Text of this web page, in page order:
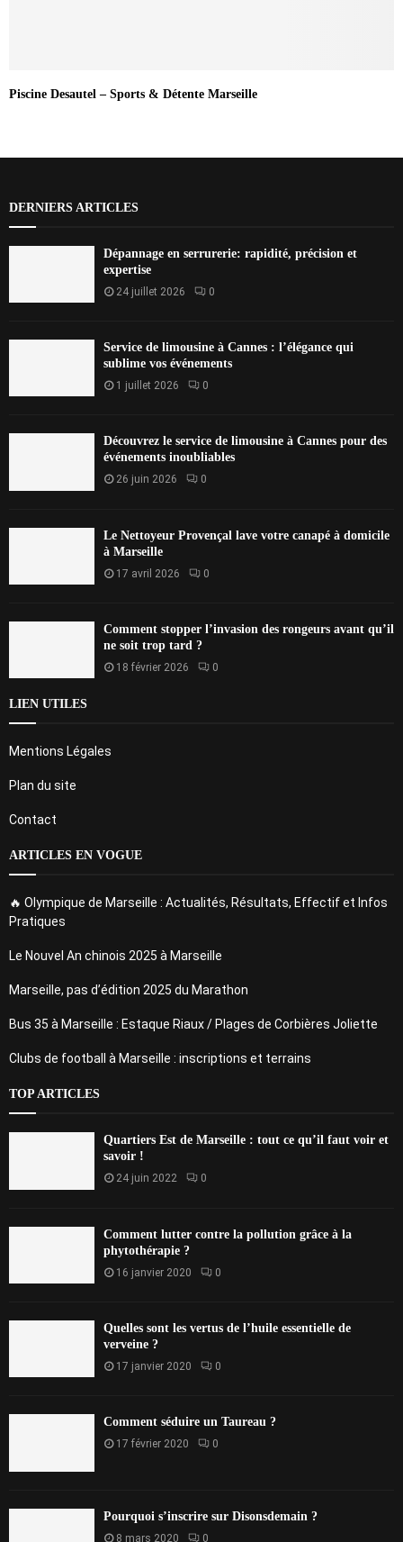
Piscine Desautel – Sports & Détente Marseille
DERNIERS ARTICLES
Dépannage en serrurerie: rapidité, précision et
expertise
24 juillet 2026 0
Service de limousine à Cannes : l’élégance qui
sublime vos événements
1 juillet 2026 0
Découvrez le service de limousine à Cannes pour des
événements inoubliables
26 juin 2026 0
Le Nettoyeur Provençal lave votre canapé à domicile
à Marseille
17 avril 2026 0
Comment stopper l’invasion des rongeurs avant qu’il
ne soit trop tard ?
18 février 2026 0
LIEN UTILES
Mentions Légales
Plan du site
Contact
ARTICLES EN VOGUE
🔥 Olympique de Marseille : Actualités, Résultats, Effectif et Infos
Pratiques
Le Nouvel An chinois 2025 à Marseille
Marseille, pas d’édition 2025 du Marathon
Bus 35 à Marseille : Estaque Riaux / Plages de Corbières Joliette
Clubs de football à Marseille : inscriptions et terrains
TOP ARTICLES
Quartiers Est de Marseille : tout ce qu’il faut voir et
savoir !
24 juin 2022 0
Comment lutter contre la pollution grâce à la
phytothérapie ?
16 janvier 2020 0
Quelles sont les vertus de l’huile essentielle de
verveine ?
17 janvier 2020 0
Comment séduire un Taureau ?
17 février 2020 0
Pourquoi s’inscrire sur Disonsdemain ?
8 mars 2020 0